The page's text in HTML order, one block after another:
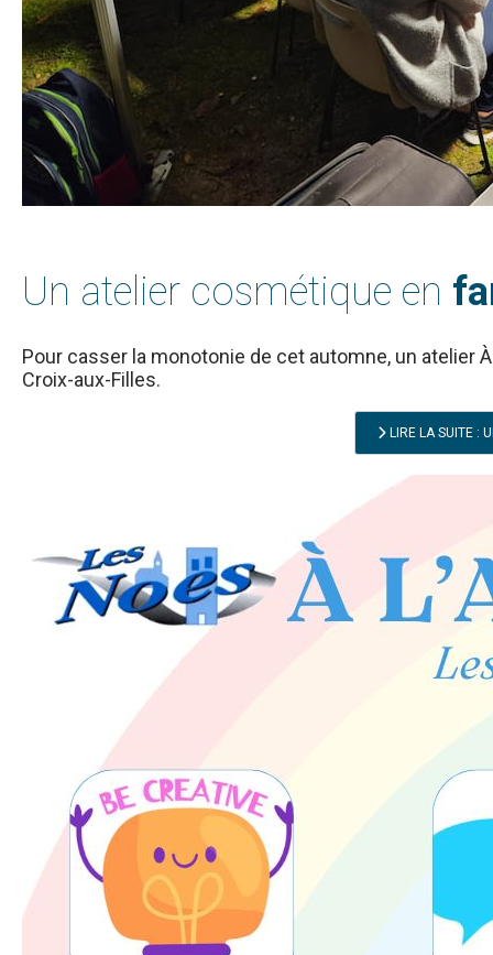
Un atelier cosmétique en
Pour casser la monotonie de cet automne, un atelier
Croix-aux-Filles.
LIRE LA SUITE :